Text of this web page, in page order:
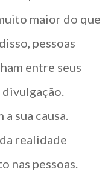
maior do que
pessoas
entre seus
sua causa.
realidade
nas pessoas.